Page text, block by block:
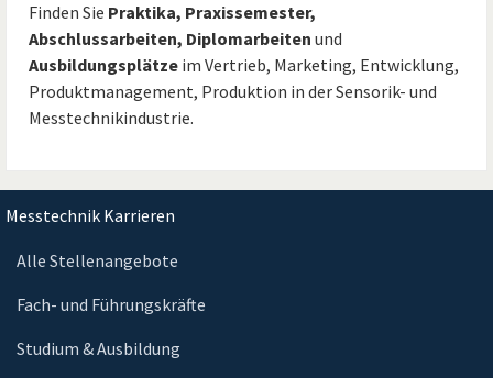
Finden Sie Praktika, Praxissemester,
Abschlussarbeiten, Diplomarbeiten und
Ausbildungsplätze im Vertrieb, Marketing, Entwicklung,
Produktmanagement, Produktion in der Sensorik- und
Messtechnikindustrie.
Messtechnik Karrieren
Alle Stellenangebote
Fach- und Führungskräfte
Studium & Ausbildung